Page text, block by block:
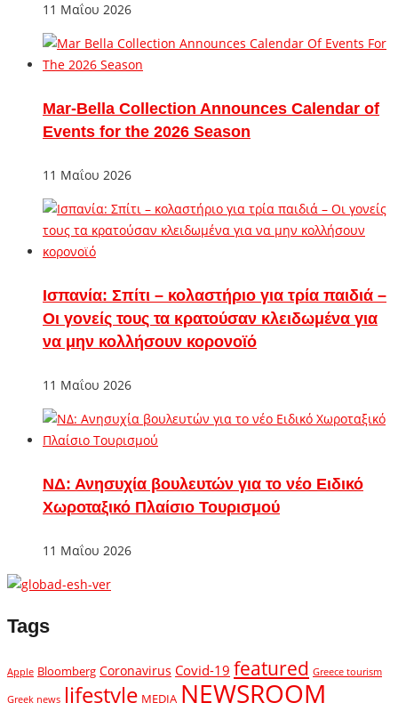
11 Μαΐου 2026
Mar-Bella Collection Announces Calendar of
Events for the 2026 Season
11 Μαΐου 2026
Ισπανία: Σπίτι – κολαστήριο για τρία παιδιά –
Οι γονείς τους τα κρατούσαν κλειδωμένα για
να μην κολλήσουν κορονοϊό
11 Μαΐου 2026
ΝΔ: Ανησυχία βουλευτών για το νέο Ειδικό
Χωροταξικό Πλαίσιο Τουρισμού
11 Μαΐου 2026
Tags
Apple Bloomberg Coronavirus Covid-19 featured Greece tourism
Greek news lifestyle MEDIA NEWSROOM